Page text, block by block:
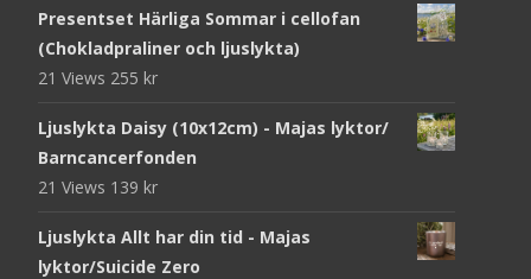
Presentset Härliga Sommar i cellofan
(Chokladpraliner och ljuslykta)
21 Views 255 kr
Ljuslykta Daisy (10x12cm) - Majas lyktor/
Barncancerfonden
21 Views 139 kr
Ljuslykta Allt har din tid - Majas
lyktor/Suicide Zero